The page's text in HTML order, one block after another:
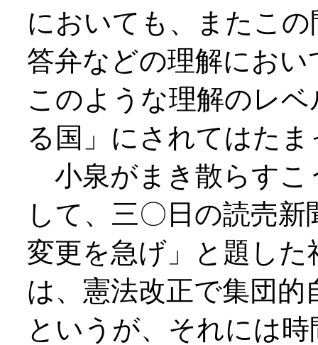
においても、またこ
答弁などの理解にお
このような理解のレ
る国」にされてはた
小泉がまき散らすこ
して、三〇日の読売
変更を急げ」と題し
は、憲法改正で集団
というが、それには